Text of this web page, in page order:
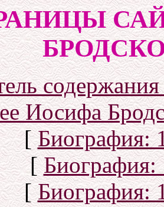
Иосифа
[Биография:
[Биография:
[Биография: